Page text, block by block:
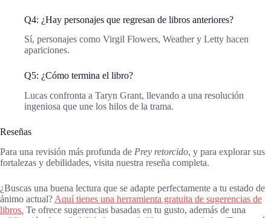
Q4: ¿Hay personajes que regresan de libros anteriores?
Sí, personajes como Virgil Flowers, Weather y Letty hacen
apariciones.
Q5: ¿Cómo termina el libro?
Lucas confronta a Taryn Grant, llevando a una resolución
ingeniosa que une los hilos de la trama.
Reseñas
Para una revisión más profunda de Prey retorcido, y para explorar sus
fortalezas y debilidades, visita nuestra reseña completa.
¿Buscas una buena lectura que se adapte perfectamente a tu estado de
ánimo actual? Aquí tienes una herramienta gratuita de sugerencias de
libros. Te ofrece sugerencias basadas en tu gusto, además de una